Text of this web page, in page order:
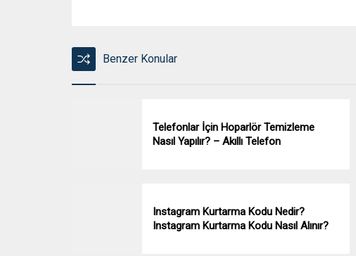
Benzer Konular
Telefonlar İçin Hoparlör Temizleme
Nasıl Yapılır? – Akıllı Telefon
Instagram Kurtarma Kodu Nedir?
Instagram Kurtarma Kodu Nasıl Alınır?